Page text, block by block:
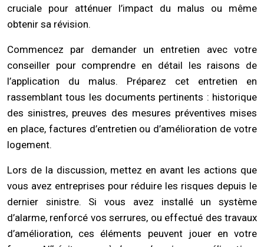
cruciale pour atténuer l’impact du malus ou même
obtenir sa révision.
Commencez par demander un entretien avec votre
conseiller pour comprendre en détail les raisons de
l’application du malus. Préparez cet entretien en
rassemblant tous les documents pertinents : historique
des sinistres, preuves des mesures préventives mises
en place, factures d’entretien ou d’amélioration de votre
logement.
Lors de la discussion, mettez en avant les actions que
vous avez entreprises pour réduire les risques depuis le
dernier sinistre. Si vous avez installé un système
d’alarme, renforcé vos serrures, ou effectué des travaux
d’amélioration, ces éléments peuvent jouer en votre